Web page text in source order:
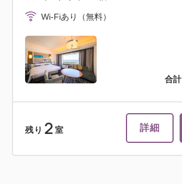
合計
Wi-Fiあり（無料）
残り 2 室 詳細